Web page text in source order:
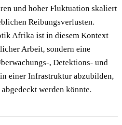
und hoher Fluktuation skaliert
Reibungsverlusten.
Afrika ist in diesem Kontext
Arbeit, sondern eine
, Detektions- und
einer Infrastruktur abzubilden,
werden könnte.